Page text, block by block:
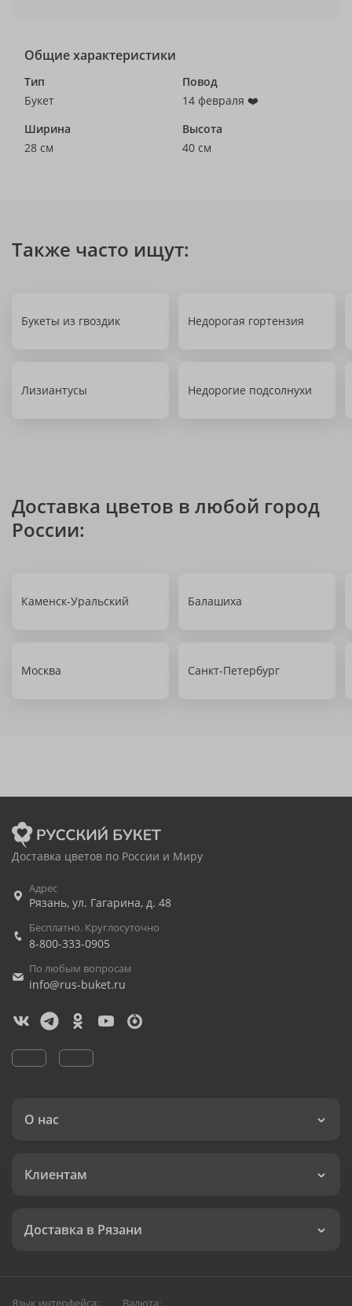
Общие характеристики
Тип
Букет
Повод
14 февраля ❤️
Ширина
28 см
Высота
40 см
Также часто ищут:
Букеты из гвоздик Недорогая гортензия
Лизиантусы Недорогие подсолнухи
Доставка цветов в любой город
России:
Каменск-Уральский Балашиха
Москва Санкт-Петербург
Доставка цветов по России и Миру
Адрес
Рязань, ул. Гагарина, д. 48
Бесплатно. Круглосуточно
8-800-333-0905
По любым вопросам
info@rus-buket.ru
О нас
Клиентам
Доставка в Рязани
Язык интерфейса: Валюта: